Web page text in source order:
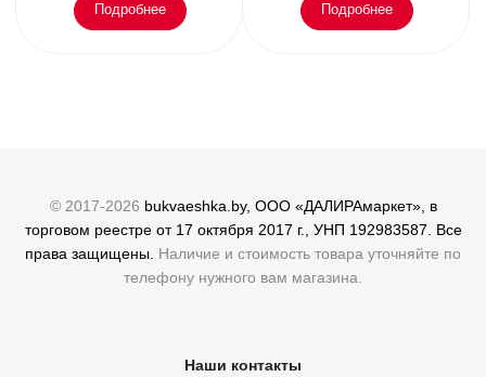
Подробнее Подробнее
© 2017-2026 bukvaeshka.by, ООО «ДАЛИРАмаркет», в
торговом реестре от 17 октября 2017 г., УНП 192983587. Все
права защищены. Наличие и стоимость товара уточняйте по
телефону нужного вам магазина.
Наши контакты